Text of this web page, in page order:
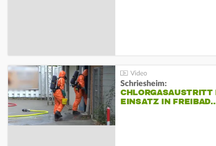
Schriesheim:
CHLORGASAUSTRITT
EINSATZ IN